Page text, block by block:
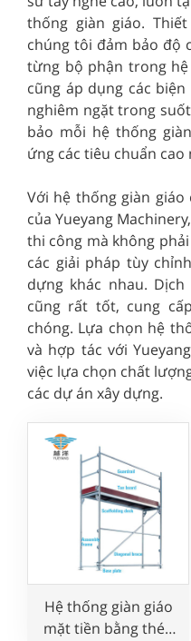
thống giàn giáo.
chúng tôi đảm bảo độ
từng bộ phận trong
cũng áp dụng các
nghiêm ngặt trong
bảo mỗi hệ thống
ứng các tiêu chuẩn cao
Với hệ thống giàn
của Yueyang
thi công mà không
các giải pháp tùy
dựng khác nhau.
cũng rất tốt, cung
chóng. Lựa chọn hệ
và hợp tác với
việc lựa chọn chất
các dự án xây dựng.
Hệ thống giàn giáo
mặt tiền bằng thép